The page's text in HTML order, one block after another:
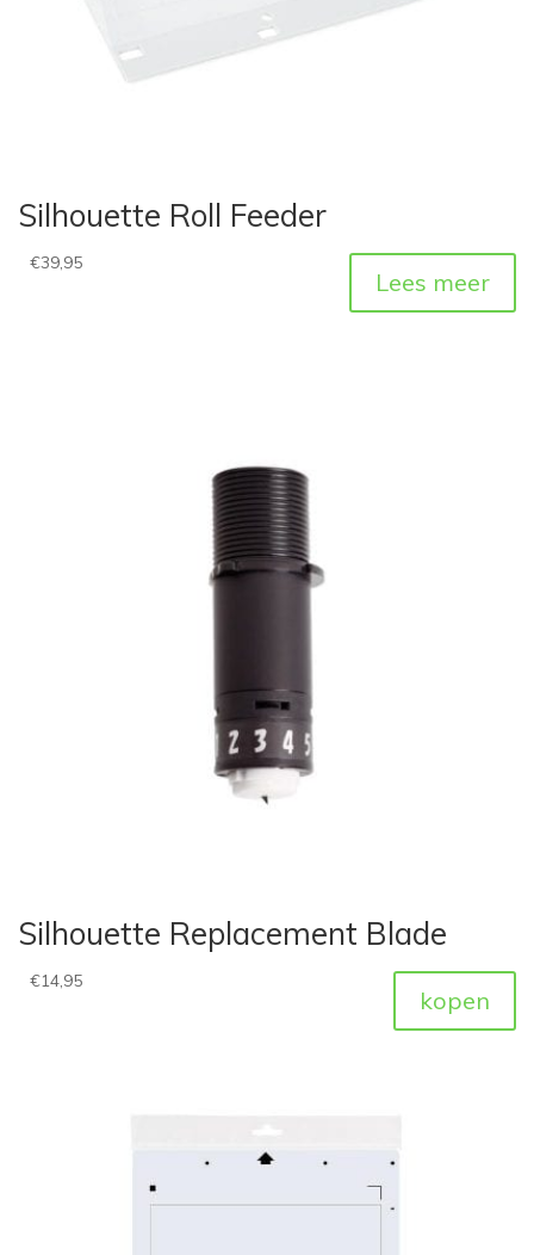
Silhouette Roll Feeder
€39,95
Lees meer
Silhouette Replacement Blade
€14,95
kopen